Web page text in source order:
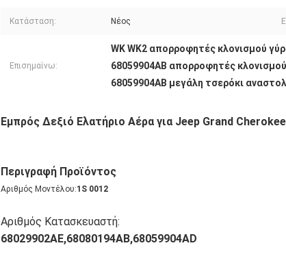
Κατάσταση: Νέος
Επισημαίνω:
WK WK2 απορροφητές κλονισμού
68059904AB απορροφητές
68059904AB μεγάλη τσερόκι
Εμπρός Δεξιό Ελατήριο Αέρα για Jeep Grand
Περιγραφή Προϊόντος
Αριθμός Μοντέλου:1S 0012
Αριθμός Κατασκευαστή:
68029902AE,68080194AB,68059904AD